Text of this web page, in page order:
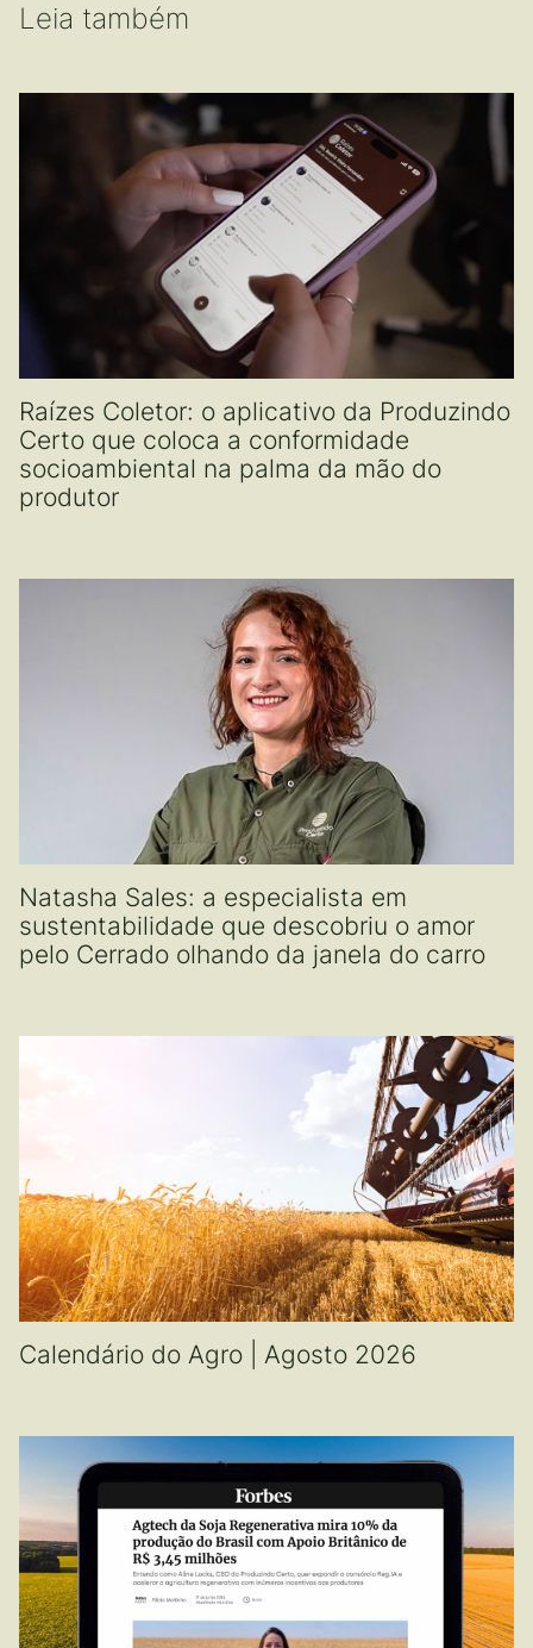
Leia também
Raízes Coletor: o aplicativo da Produzindo
Certo que coloca a conformidade
socioambiental na palma da mão do
produtor
Natasha Sales: a especialista em
sustentabilidade que descobriu o amor
pelo Cerrado olhando da janela do carro
Calendário do Agro | Agosto 2026